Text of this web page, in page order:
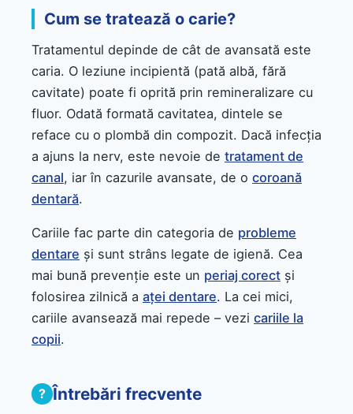
Cum se tratează o carie?
Tratamentul depinde de cât de avansată este
caria. O leziune incipientă (pată albă, fără
cavitate) poate fi oprită prin remineralizare cu
fluor. Odată formată cavitatea, dintele se
reface cu o plombă din compozit. Dacă infecția
a ajuns la nerv, este nevoie de tratament de
canal, iar în cazurile avansate, de o coroană
dentară.
Cariile fac parte din categoria de probleme
dentare și sunt strâns legate de igienă. Cea
mai bună prevenție este un periaj corect și
folosirea zilnică a aței dentare. La cei mici,
cariile avansează mai repede – vezi cariile la
copii.
Întrebări frecvente